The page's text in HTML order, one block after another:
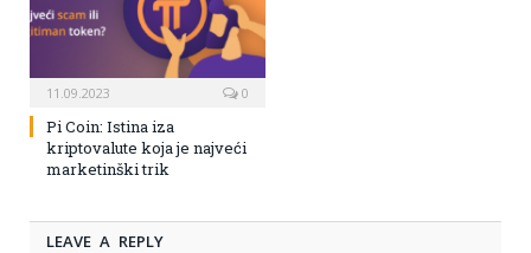
11.09.2023 0
Pi Coin: Istina iza
kriptovalute koja je najveći
marketinški trik
LEAVE A REPLY